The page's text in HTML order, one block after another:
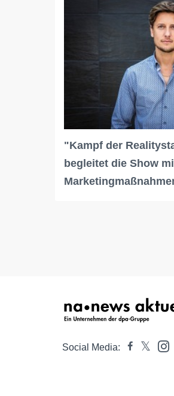
"Kampf der
begleitet die Show
Social Media: